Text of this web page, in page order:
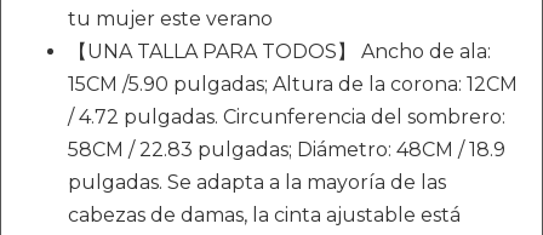
tu mujer este verano
【UNA TALLA PARA TODOS】 Ancho de ala:
15CM /5.90 pulgadas; Altura de la corona: 12CM
/ 4.72 pulgadas. Circunferencia del sombrero:
58CM / 22.83 pulgadas; Diámetro: 48CM / 18.9
pulgadas. Se adapta a la mayoría de las
cabezas de damas, la cinta ajustable está